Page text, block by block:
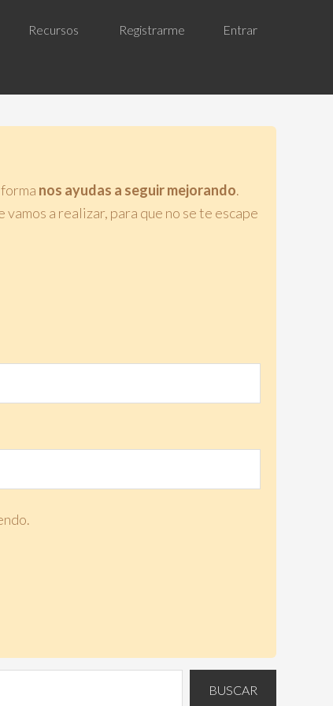
Recursos Registrarme Entrar
nos ayudas a seguir mejorando.
a realizar, para que no se te escape